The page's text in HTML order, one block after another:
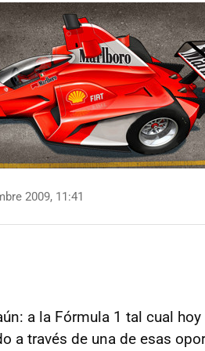
2009, 11:41
a la Fórmula 1 tal cual
a través de una de esas